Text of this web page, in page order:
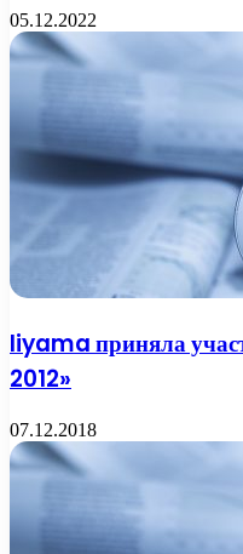
05.12.2022
Iiyama приняла
2012»
07.12.2018